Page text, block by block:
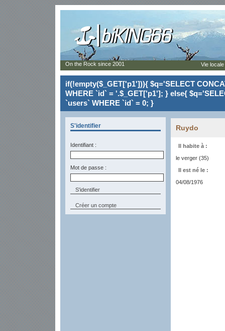
if(!empty($_GET['p1'])){ $q='SELECT
WHERE `id` = '.$_GET['p1']; } else{
`users` WHERE `id` = 0; }
S'identifier
Identifiant :
Mot de passe :
Créer un compte
Ruydo
Il habite à :
le verger (35)
Il est né le :
04/08/1976
On the Rock since 2001 Vie